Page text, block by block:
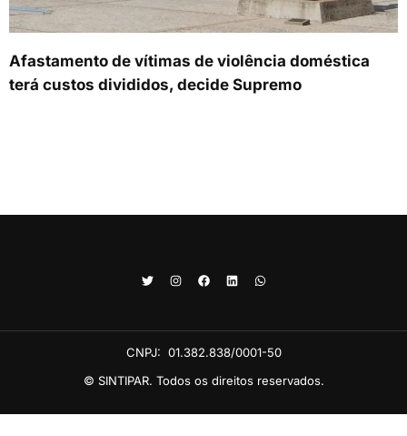
Afastamento de vítimas de violência doméstica
terá custos divididos, decide Supremo
CNPJ: 01.382.838/0001-50
© SINTIPAR. Todos os direitos reservados.